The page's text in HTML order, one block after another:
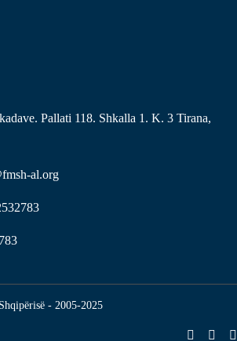
Pallati 118. Shkalla 1. K. 3 Tirana,
al.org
- 2005-2025